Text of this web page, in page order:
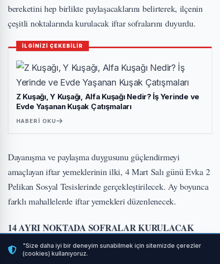
bereketini hep birlikte paylaşacaklarını belirterek, ilçenin
çeşitli noktalarında kurulacak iftar sofralarını duyurdu.
İLGİNİZİ ÇEKEBİLİR
Z Kuşağı, Y Kuşağı, Alfa Kuşağı Nedir? İş Yerinde ve
Evde Yaşanan Kuşak Çatışmaları
HABERI OKU
Dayanışma ve paylaşma duygusunu güçlendirmeyi
amaçlayan iftar yemeklerinin ilki, 4 Mart Salı günü Evka 2
Pelikan Sosyal Tesislerinde gerçekleştirilecek. Ay boyunca
farklı mahallelerde iftar yemekleri düzenlenecek.
14 AYRI NOKTADA SOFRALAR KURULACAK
İlk iftar, 4 Mart Salı günü Evka 2 Mahallesi Pelikan
"Size daha iyi bir deneyim sunabilmek için sitemizde çerezler
(cookies) kullanıyoruz.